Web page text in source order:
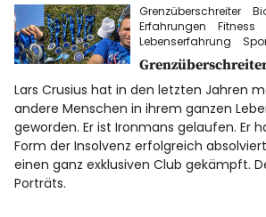
Grenzüberschreiter
Erfahrungen
Fitness
Lebenserfahrung
Lars Crusius hat in den letzten Jahren
andere Menschen in ihrem ganzen
geworden. Er ist Ironmans gelaufen. Er
Form der Insolvenz erfolgreich
einen ganz exklusiven Club gekämpft.
Porträts.